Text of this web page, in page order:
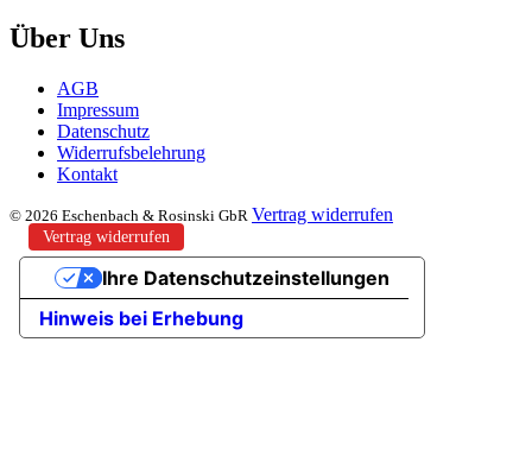
Über Uns
AGB
Impressum
Datenschutz
Widerrufsbelehrung
Kontakt
© 2026 Eschenbach & Rosinski GbR Vertrag widerrufen
Vertrag widerrufen
Hinweis bei Erhebung
Ihre Datenschutzeinstellungen